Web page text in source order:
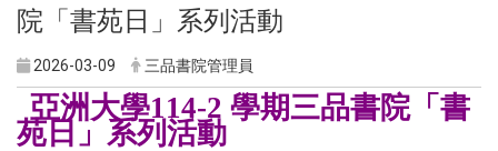
院「書苑日」系列活動
2026-03-09 三品書院管理員
亞洲大學114-2 學期三品書院「書
苑日」系列活動